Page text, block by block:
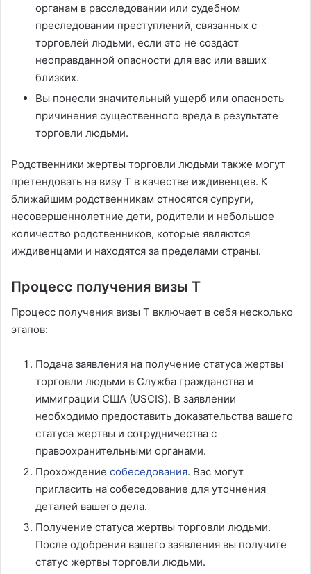
органам в расследовании или судебном
преследовании преступлений, связанных с
торговлей людьми, если это не создаст
неоправданной опасности для вас или ваших
близких.
Вы понесли значительный ущерб или опасность
причинения существенного вреда в результате
торговли людьми.
Родственники жертвы торговли людьми также могут
претендовать на визу T в качестве иждивенцев. К
ближайшим родственникам относятся супруги,
несовершеннолетние дети, родители и небольшое
количество родственников, которые являются
иждивенцами и находятся за пределами страны.
Процесс получения визы T
Процесс получения визы T включает в себя несколько
этапов:
Подача заявления на получение статуса жертвы
торговли людьми в Служба гражданства и
иммиграции США (USCIS). В заявлении
необходимо предоставить доказательства вашего
статуса жертвы и сотрудничества с
правоохранительными органами.
Прохождение собеседования. Вас могут
пригласить на собеседование для уточнения
деталей вашего дела.
Получение статуса жертвы торговли людьми.
После одобрения вашего заявления вы получите
статус жертвы торговли людьми.